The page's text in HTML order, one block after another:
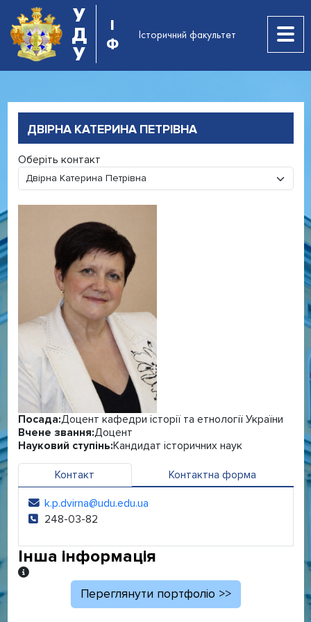
У
Д
У
І
Ф
Історичний факультет
ДВІРНА КАТЕРИНА ПЕТРІВНА
Оберіть контакт
Посада:Доцент кафедри історії та етнології України
Вчене звання:Доцент
Науковий ступінь:Кандидат історичних наук
Контакт Контактна форма
Електронна адреса:
k.p.dvirna@udu.edu.ua
Телефон:
248-03-82
Інша інформація
Інша інформація
Переглянути портфоліо >>